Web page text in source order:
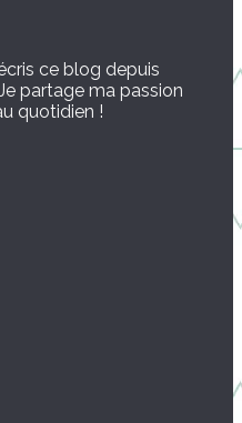
ce blog depuis
partage ma passion
quotidien !